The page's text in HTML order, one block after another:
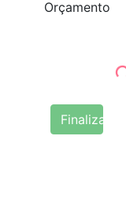
Orçamento
Finalizar